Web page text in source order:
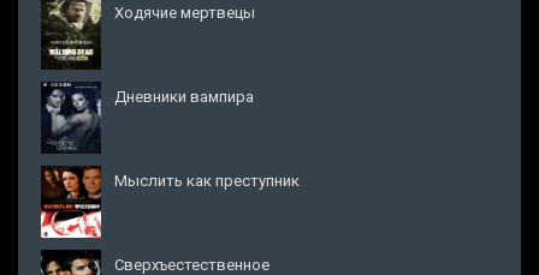
Ходячие мертвецы
Дневники вампира
Мыслить как преступник
Сверхъестественное